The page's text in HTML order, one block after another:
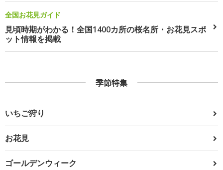
全国お花見ガイド
見頃時期がわかる！全国1400カ所の桜名所・お花見スポ
ット情報を掲載
季節特集
いちご狩り
お花見
ゴールデンウィーク